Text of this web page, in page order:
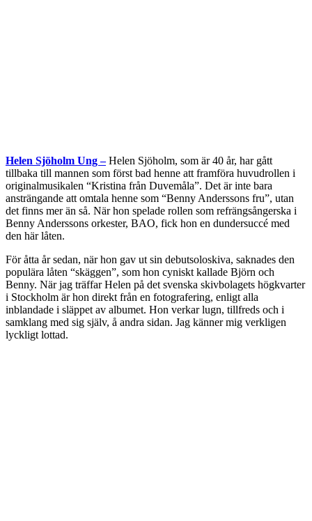
Helen Sjöholm Ung –Helen Sjöholm, som är 40 år, har gått
tillbaka till mannen som först bad henne att framföra huvudrollen i
originalmusikalen “Kristina från Duvemåla”. Det är inte bara
ansträngande att omtala henne som “Benny Anderssons fru”, utan
det finns mer än så. När hon spelade rollen som refrängsångerska i
Benny Anderssons orkester, BAO, fick hon en dundersuccé med
den här låten.
För åtta år sedan, när hon gav ut sin debutsoloskiva, saknades den
populära låten “skäggen”, som hon cyniskt kallade Björn och
Benny. När jag träffar Helen på det svenska skivbolagets högkvarter
i Stockholm är hon direkt från en fotografering, enligt alla
inblandade i släppet av albumet. Hon verkar lugn, tillfreds och i
samklang med sig själv, å andra sidan. Jag känner mig verkligen
lyckligt lottad.